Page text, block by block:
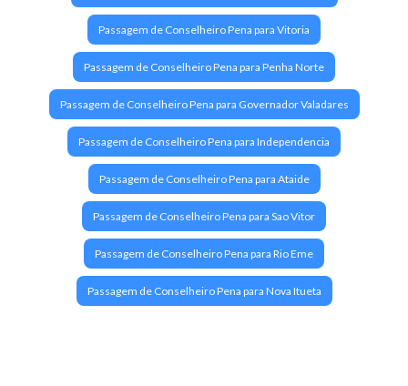
Passagem de Conselheiro Pena para Vitoria
Passagem de Conselheiro Pena para Penha Norte
Passagem de Conselheiro Pena para Governador Valadares
Passagem de Conselheiro Pena para Independencia
Passagem de Conselheiro Pena para Ataide
Passagem de Conselheiro Pena para Sao Vitor
Passagem de Conselheiro Pena para Rio Eme
Passagem de Conselheiro Pena para Nova Itueta